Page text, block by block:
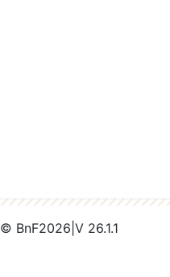
© BnF2026 V 26.1.1